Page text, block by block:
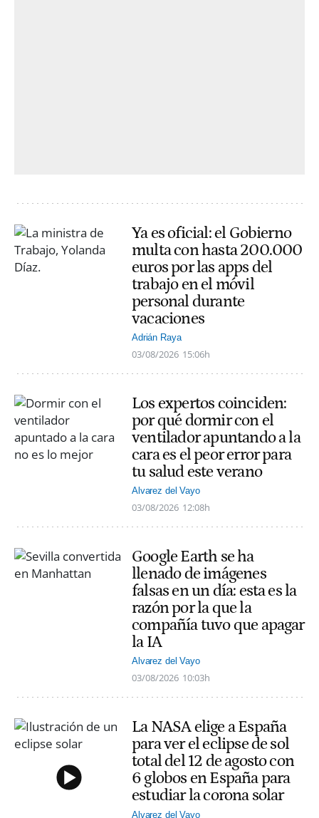
Ya es oficial: el Gobierno
multa con hasta 200.000
euros por las apps del
trabajo en el móvil
personal durante
vacaciones
Adrián Raya
03/08/2026 15:06h
Los expertos coinciden:
por qué dormir con el
ventilador apuntando a la
cara es el peor error para
tu salud este verano
Alvarez del Vayo
03/08/2026 12:08h
Google Earth se ha
llenado de imágenes
falsas en un día: esta es la
razón por la que la
compañía tuvo que apagar
la IA
Alvarez del Vayo
03/08/2026 10:03h
La NASA elige a España
para ver el eclipse de sol
total del 12 de agosto con
6 globos en España para
estudiar la corona solar
Alvarez del Vayo